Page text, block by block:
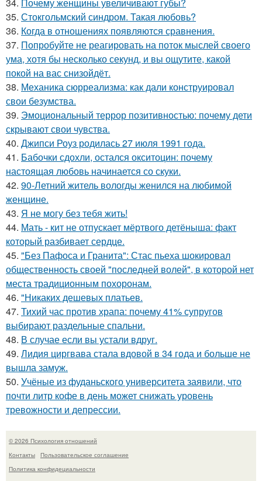
35. Стокгольмский синдром. Такая любовь?
36. Когда в отношениях появляются сравнения.
37. Попробуйте не реагировать на поток мыслей своего
ума, хотя бы несколько секунд, и вы ощутите, какой
покой на вас снизойдёт.
38. Механика сюрреализма: как дали конструировал
свои безумства.
39. Эмоциональный террор позитивностью: почему дети
скрывают свои чувства.
40. Джипси Роуз родилась 27 июля 1991 года.
41. Бабочки сдохли, остался окситоцин: почему
настоящая любовь начинается со скуки.
42. 90-Летний житель вологды женился на любимой
женщине.
43. Я не могу без тебя жить!
44. Мать - кит не отпускает мёртвого детёныша: факт
который разбивает сердце.
45. "Без Пафоса и Гранита": Стас пьеха шокировал
общественность своей "последней волей", в которой нет
места традиционным похоронам.
46. "Никаких дешевых платьев.
47. Тихий час против храпа: почему 41% супругов
выбирают раздельные спальни.
48. В случае если вы устали вдруг.
49. Лидия циргвава стала вдовой в 34 года и больше не
вышла замуж.
50. Учёные из фуданьского университета заявили, что
почти литр кофе в день может снижать уровень
тревожности и депрессии.
© 2026 Психология отношений
Контакты
Пользовательское соглашение
Политика конфидециальности